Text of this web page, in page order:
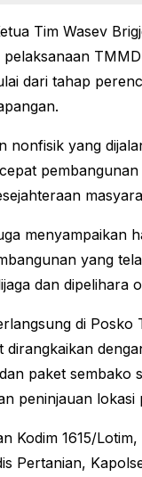
Tim Wasev
pelaksanaan
dari tahap
nonfisik yang
pembangunan
menyampaikan
yang
dan dipelihara
di Posko
dirangkaikan
paket sembako
peninjauan lokasi
Kodim 1615/
Pertanian,